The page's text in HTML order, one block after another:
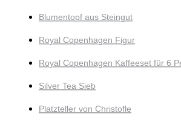
Blumentopf aus Steingut
Royal Copenhagen Figur
Royal Copenhagen Kaffeeset für 6
Silver Tea Sieb
Platzteller von Christofle